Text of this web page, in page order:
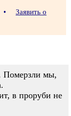
•
Заявить о
Померзли мы,
в проруби не